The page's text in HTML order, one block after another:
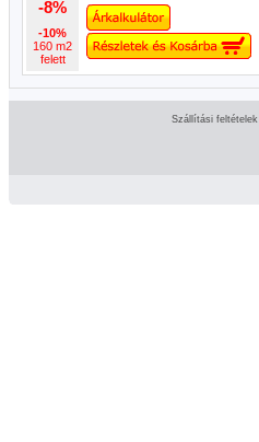
-8%
-10%
160 m2
felett
Szállítási feltételek